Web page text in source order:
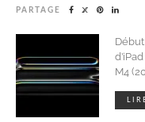
PARTAGE
M4